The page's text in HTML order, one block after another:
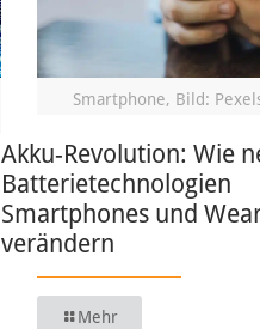
Smartphone, Bild:
Akku-Revolution: Wie
Batterietechnologien
Smartphones und
verändern
Mehr